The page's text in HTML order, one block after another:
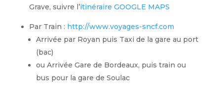
Grave, suivre l’itinéraire GOOGLE MAPS
Par Train : http://www.voyages-sncf.com
Arrivée par Royan puis Taxi de la gare au port
(bac)
ou Arrivée Gare de Bordeaux, puis train ou
bus pour la gare de Soulac